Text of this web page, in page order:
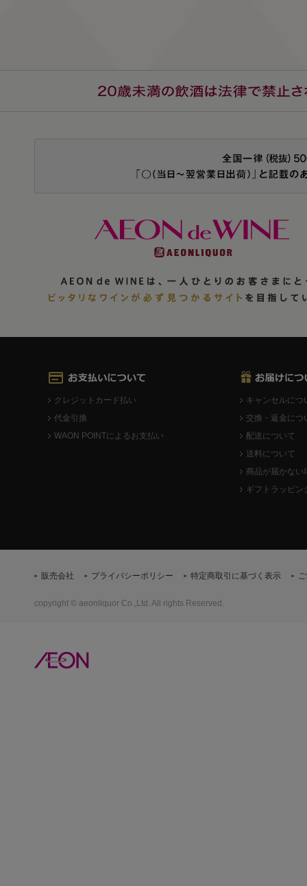
クレジットカード払い
代金引換
WAON POINTによるお支払い
キャンセルにつ
交換・返金につ
配送について
送料について
商品が届かない
ギフトラッピン
販売会社 プライバシーポリシー 特定商取引に基づく表示
copyright © aeonliquor Co.,Ltd. All rights Reserved.